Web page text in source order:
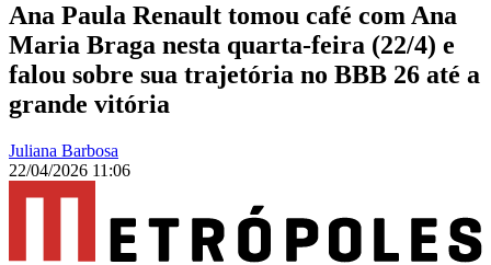
Ana Paula Renault tomou café com Ana
Maria Braga nesta quarta-feira (22/4) e
falou sobre sua trajetória no BBB 26 até a
grande vitória
Juliana Barbosa
22/04/2026 11:06